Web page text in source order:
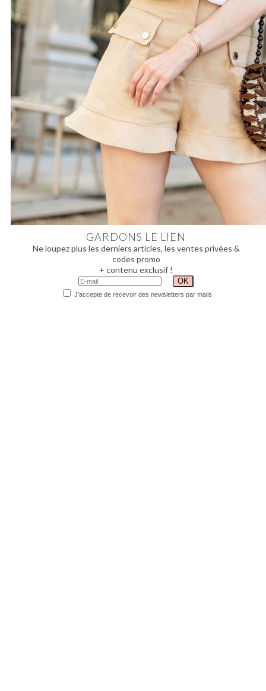
GARDONS LE LIEN
Ne loupez plus les derniers articles, les ventes privées &
codes promo
+ contenu exclusif !
J'accepte de recevoir des newsletters par mails